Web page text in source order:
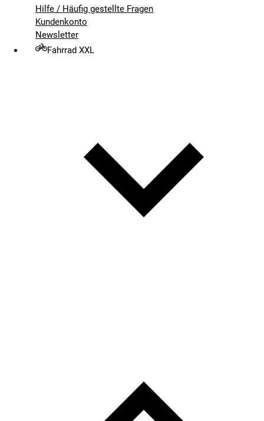
Hilfe / Häufig gestellte Fragen
Kundenkonto
Newsletter
Fahrrad XXL